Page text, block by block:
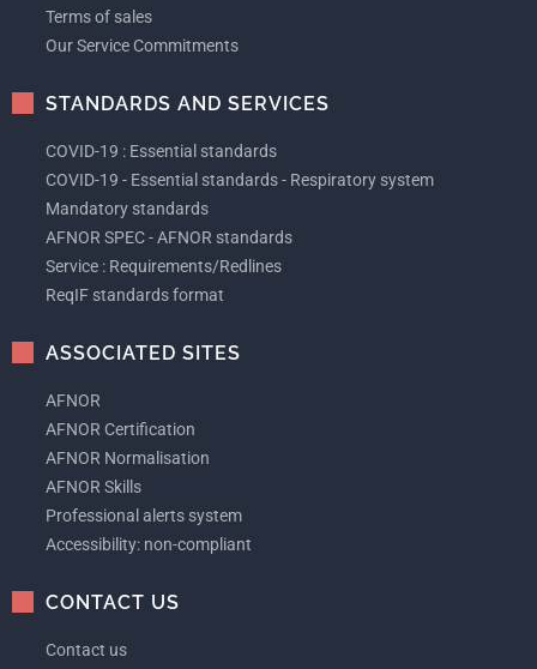
Terms of sales
Our Service Commitments
STANDARDS AND SERVICES
COVID-19 : Essential standards
COVID-19 - Essential standards - Respiratory system
Mandatory standards
AFNOR SPEC - AFNOR standards
Service : Requirements/Redlines
ReqIF standards format
ASSOCIATED SITES
AFNOR
AFNOR Certification
AFNOR Normalisation
AFNOR Skills
Professional alerts system
Accessibility: non-compliant
CONTACT US
Contact us